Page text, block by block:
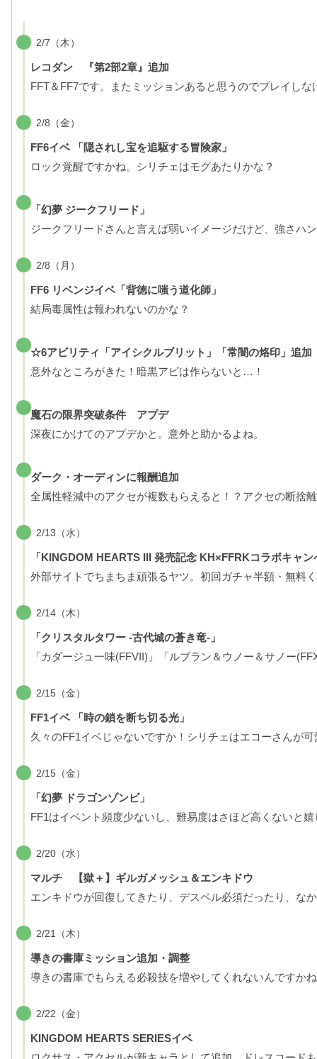
2/7（木）
レコダン 『第2部2章』追加
FFT＆FF7です。またミッションあると思うのでプレイしな
2/8（金）
FF6イベ 「隠されし宝を追駆する冒険家」
ロック覚醒ですかね。シリチェはモグあたりかな？
「幻夢 ジークフリード」
ジークフリードさんと言えば弱いイメージだけど、強さハ
2/8（月）
FF6 リベンジイベ「背徳に嗤う道化師」
結局毒属性は報われないのかな？
☆6アビリティ「アイシクルブリット」「常闇の烙印」追加
意外なところがきた！暗黒アビは作らないと…！
魔石の限界突破条件 アプデ
深夜にかけてのアプデかと。意外と助かるよね。
ダーク・オーディンに報酬追加
全属性軽減中のアクセが複数もらえると！？アクセの断捨
2/13（水）
「KINGDOM HEARTS III 発売記念 KH×FFRKコラボキャ
外部サイトでちまちま頑張るヤツ。初回ガチャ半額・無料
2/14（木）
「クリスタルタワー -古代城の蒼き竜-」
「カダージュ一味(FFVII)」「ルブラン＆ウノー＆サノー
2/15（金）
FF1イベ 「時の鎖を断ち切る光」
久々のFF1イベじゃないですか！シリチェはエコーさんが
2/15（金）
「幻夢 ドラゴンゾンビ」
FF1はイベント頻度少ないし、難易度はさほど高くないと
2/20（水）
マルチ 【獄＋】ギルガメッシュ＆エンキドウ
エンキドウが回復してきたり、デスペル必須だったり、な
2/21（木）
導きの書庫ミッション追加・調整
導きの書庫でもらえる必殺技を増やしてくれないんですか
2/22（金）
KINGDOM HEARTS SERIESイベ